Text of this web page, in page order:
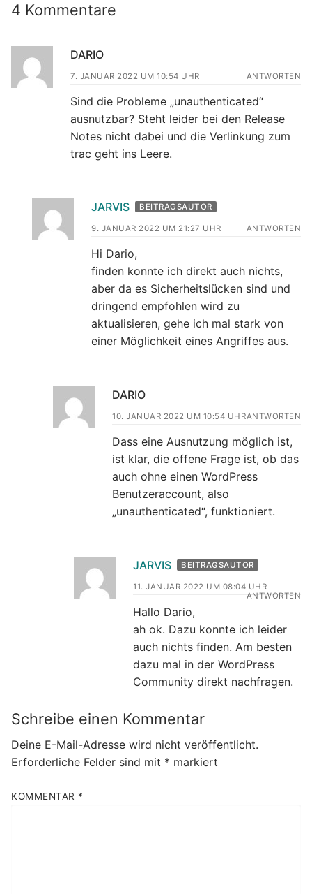
4 Kommentare
DARIO
7. JANUAR 2022 UM 10:54 UHR ANTWORTEN
Sind die Probleme „unauthenticated“
ausnutzbar? Steht leider bei den Release
Notes nicht dabei und die Verlinkung zum
trac geht ins Leere.
JARVIS BEITRAGSAUTOR
9. JANUAR 2022 UM 21:27 UHR ANTWORTEN
Hi Dario,
finden konnte ich direkt auch nichts,
aber da es Sicherheitslücken sind und
dringend empfohlen wird zu
aktualisieren, gehe ich mal stark von
einer Möglichkeit eines Angriffes aus.
DARIO
10. JANUAR 2022 UM 10:54 UHRANTWORTEN
Dass eine Ausnutzung möglich ist,
ist klar, die offene Frage ist, ob das
auch ohne einen WordPress
Benutzeraccount, also
„unauthenticated“, funktioniert.
JARVIS BEITRAGSAUTOR
11. JANUAR 2022 UM 08:04 UHR
ANTWORTEN
Hallo Dario,
ah ok. Dazu konnte ich leider
auch nichts finden. Am besten
dazu mal in der WordPress
Community direkt nachfragen.
Schreibe einen Kommentar
Deine E-Mail-Adresse wird nicht veröffentlicht.
Erforderliche Felder sind mit * markiert
KOMMENTAR *